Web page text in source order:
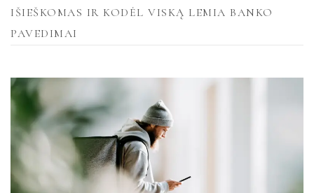
IŠIEŠKOMAS IR KODĖL VISKĄ LEMIA BANKO
PAVEDIMAI